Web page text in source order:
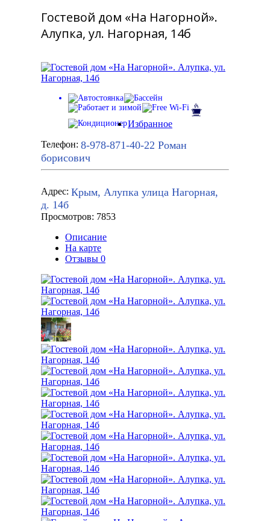
Гостевой дом «На Нагорной».
Алупка, ул. Нагорная, 14б
Избранное
Телефон: 8-978-871-40-22 Роман
борисович
Адрес: Крым, Алупка улица Нагорная,
д. 14б
Просмотров: 7853
Описание
На карте
Отзывы 0